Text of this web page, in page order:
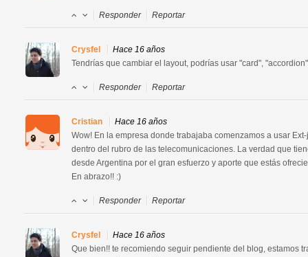
Responder Reportar
Crysfel
Hace 16 años
Tendrías que cambiar el layout, podrías usar "card",
Responder Reportar
Cristian
Hace 16 años
Wow! En la empresa donde trabajaba comenzamos a usar
dentro del rubro de las telecomunicaciones. La verdad que
desde Argentina por el gran esfuerzo y aporte que estás
En abrazo!! :)
Responder Reportar
Crysfel
Hace 16 años
Que bien!! te recomiendo seguir pendiente del blog, estamos